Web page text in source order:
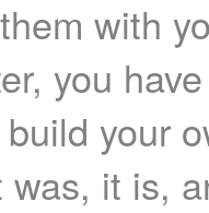
with
you
your
was, it is,